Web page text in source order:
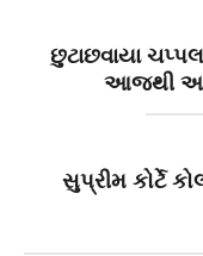
છુટાછવાયા
આજથી
સુપ્રીમ કોર્ટે